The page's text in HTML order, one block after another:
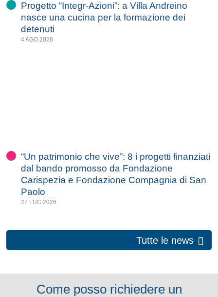
Progetto “Integr-Azioni”: a Villa Andreino
nasce una cucina per la formazione dei
detenuti
4 AGO 2026
“Un patrimonio che vive”: 8 i progetti finanziati
dal bando promosso da Fondazione
Carispezia e Fondazione Compagnia di San
Paolo
27 LUG 2026
Tutte le news
Come posso richiedere un